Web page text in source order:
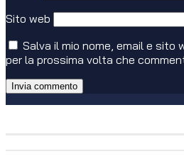
Sito web
Salva il mio nome, email e sito
per la prossima volta che